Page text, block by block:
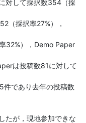
対して採択数354（採
（採択率27%），
32%），Demo Paper
は投稿数81に対して
件であり去年の投稿数
たが，現地参加できな